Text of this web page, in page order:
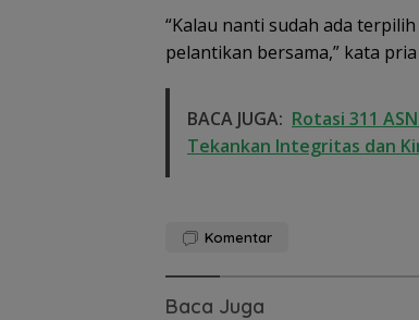
“Kalau nanti sudah ada
pelantikan bersama,” kata
BACA JUGA: Rotasi 311
Tekankan Integritas dan
Komentar
Baca Juga